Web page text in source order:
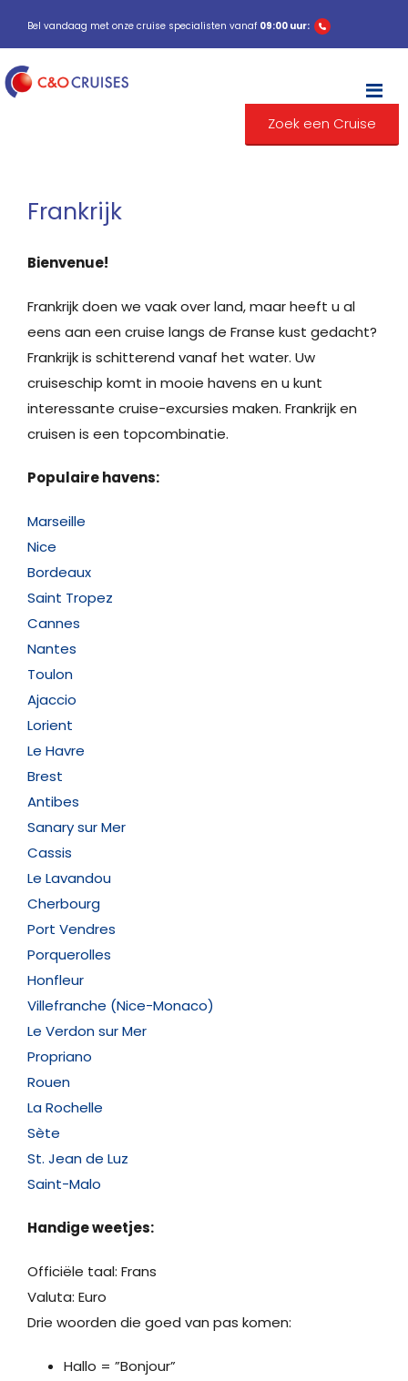
Bel vandaag met onze cruise specialisten vanaf 09:00 uur:
Zoek een Cruise
Frankrijk
Bienvenue!
Frankrijk doen we vaak over land, maar heeft u al
eens aan een cruise langs de Franse kust gedacht?
Frankrijk is schitterend vanaf het water. Uw
cruiseschip komt in mooie havens en u kunt
interessante cruise-excursies maken. Frankrijk en
cruisen is een topcombinatie.
Populaire havens:
Marseille
Nice
Bordeaux
Saint Tropez
Cannes
Nantes
Toulon
Ajaccio
Lorient
Le Havre
Brest
Antibes
Sanary sur Mer
Cassis
Le Lavandou
Cherbourg
Port Vendres
Porquerolles
Honfleur
Villefranche (Nice-Monaco)
Le Verdon sur Mer
Propriano
Rouen
La Rochelle
Sète
St. Jean de Luz
Saint-Malo
Handige weetjes:
Officiële taal: Frans
Valuta: Euro
Drie woorden die goed van pas komen:
Hallo = ”Bonjour”